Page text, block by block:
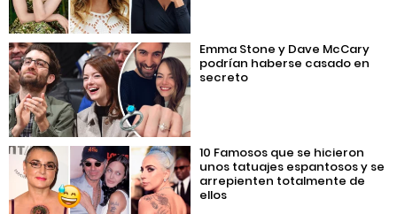
Emma Stone y Dave McCary
podrían haberse casado en
secreto
10 Famosos que se hicieron
unos tatuajes espantosos y se
arrepienten totalmente de
ellos